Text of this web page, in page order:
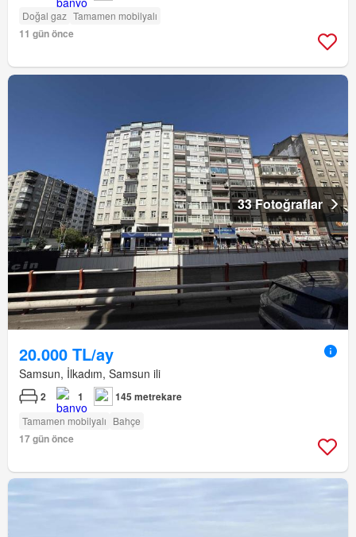
Doğal gaz Tamamen mobilyalı
11 gün önce
33 Fotoğraflar
20.000 TL/ay
Samsun, İlkadım, Samsun ili
2 1 145 metrekare
Tamamen mobilyalı Bahçe
17 gün önce